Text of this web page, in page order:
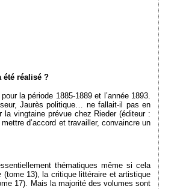
été réalisé ?
la période 1885-1889 et l’année 1893.
Jaurès politique… ne fallait-il pas en
la vingtaine prévue chez Rieder (éditeur :
d’accord et travailler, convaincre un
thématiques même si cela
(tome 13), la critique littéraire et artistique
17). Mais la majorité des volumes sont